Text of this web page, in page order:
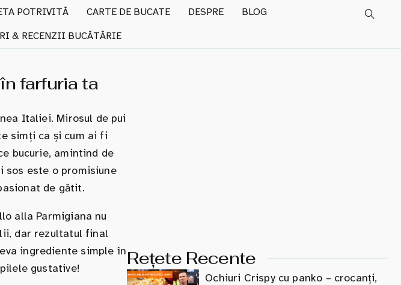
POTRIVITĂ CARTE DE BUCATE DESPRE
BLOG
& RECENZII BUCĂTĂRIE
farfuria ta
Italiei. Mirosul de pui
simți ca și cum ai fi
bucurie, amintind de
sos este o promisiune
de gătit.
alla Parmigiana nu
dar rezultatul final
ingrediente simple în
gustative!
Rețete Recente
Ochiuri Crispy cu panko – crocanți,